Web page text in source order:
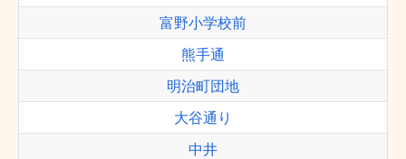
富野小学校前
熊手通
明治町団地
大谷通り
中井